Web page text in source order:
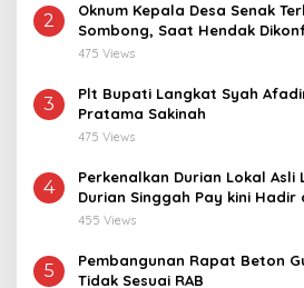
2
Oknum Kepala Desa Senak
Sombong, Saat Hendak
Desa 2021-2024
475 Views
3
Plt Bupati Langkat Syah
Pratama Sakinah
475 Views
4
Perkenalkan Durian Lokal Asli
Durian Singgah Pay kini Hadir
455 Views
5
Pembangunan Rapat Beton
Tidak Sesuai RAB